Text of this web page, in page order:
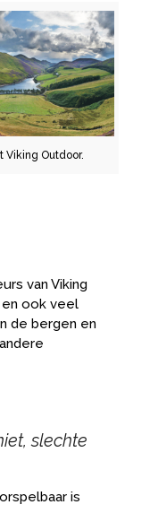
Viking Outdoor.
van Viking
ook veel
de bergen en
slechte
is